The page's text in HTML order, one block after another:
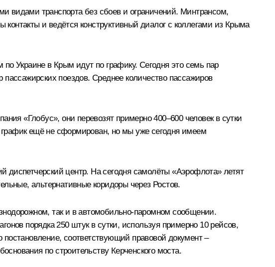
видами транспорта без сбоев и ограничений. Минтрансом,
и ведётся конструктивный диалог с коллегами из Крыма
Украине в Крым идут по графику. Сегодня это семь пар
поездов. Среднее количество пассажиров
«Глобус», они перевозят примерно 400–600 человек в сутки
график ещё не сформирован, но мы уже сегодня имеем
центр. На сегодня самолёты «Аэрофлота» летят
альтернативные коридоры через Ростов.
так и в автомобильно-паромном сообщении.
порядка 250 штук в сутки, используя примерно 10 рейсов,
соответствующий правовой документ –
по строительству Керченского моста.